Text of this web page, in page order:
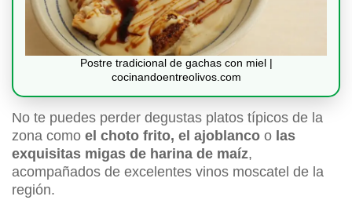
Postre tradicional de gachas con miel |
cocinandoentreolivos.com
No te puedes perder degustas platos típicos de la
zona como el choto frito, el ajoblanco o las
exquisitas migas de harina de maíz,
acompañados de excelentes vinos moscatel de la
región.